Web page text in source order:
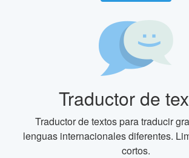
Traductor de
Traductor de textos para traducir
lenguas internacionales diferentes.
cortos.